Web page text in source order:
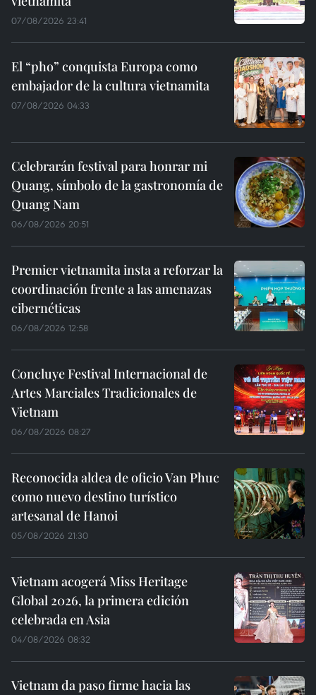
07/08/2026 23:41
El “pho” conquista Europa como
embajador de la cultura vietnamita
07/08/2026 04:33
Celebrarán festival para honrar mi
Quang, símbolo de la gastronomía de
Quang Nam
06/08/2026 20:51
Premier vietnamita insta a reforzar la
coordinación frente a las amenazas
cibernéticas
06/08/2026 12:58
Concluye Festival Internacional de
Artes Marciales Tradicionales de
Vietnam
06/08/2026 08:27
Reconocida aldea de oficio Van Phuc
como nuevo destino turístico
artesanal de Hanoi
05/08/2026 21:30
Vietnam acogerá Miss Heritage
Global 2026, la primera edición
celebrada en Asia
04/08/2026 08:32
Vietnam da paso firme hacia las